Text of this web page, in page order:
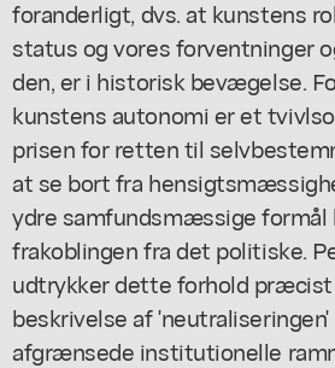
foranderligt, dvs. at kunstens
status og vores forventninger
den, er i historisk bevægelse.
kunstens autonomi er et
prisen for retten til
at se bort fra
ydre samfundsmæssige
frakoblingen fra det politiske.
udtrykker dette forhold præcist
beskrivelse af
afgrænsede institutionelle